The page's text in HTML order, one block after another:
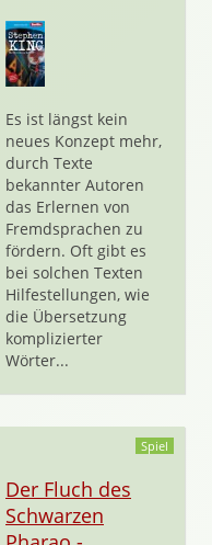
Es ist längst kein
neues Konzept mehr,
durch Texte
bekannter Autoren
das Erlernen von
Fremdsprachen zu
fördern. Oft gibt es
bei solchen Texten
Hilfestellungen, wie
die Übersetzung
komplizierter
Wörter...
Spiel
Der Fluch des
Schwarzen